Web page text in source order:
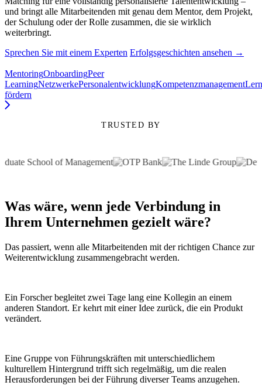
und bringt alle Mitarbeitenden mit genau dem Mentor, dem Projekt,
der Schulung oder der Rolle zusammen, die sie wirklich
weiterbringt.
Sprechen Sie mit einem Experten Erfolgsgeschichten ansehen →
MentoringOnboardingPeer
LearningNetzwerkePersonalentwicklungKompetenzmanagement
fördern
TRUSTED BY
Was wäre, wenn jede Verbindung in
Ihrem Unternehmen gezielt wäre?
Das passiert, wenn alle Mitarbeitenden mit der richtigen Chance zur
Weiterentwicklung zusammengebracht werden.
Ein Forscher begleitet zwei Tage lang eine Kollegin an einem
anderen Standort. Er kehrt mit einer Idee zurück, die ein Produkt
verändert.
Eine Gruppe von Führungskräften mit unterschiedlichem
kulturellem Hintergrund trifft sich regelmäßig, um die realen
Herausforderungen bei der Führung diverser Teams anzugehen.